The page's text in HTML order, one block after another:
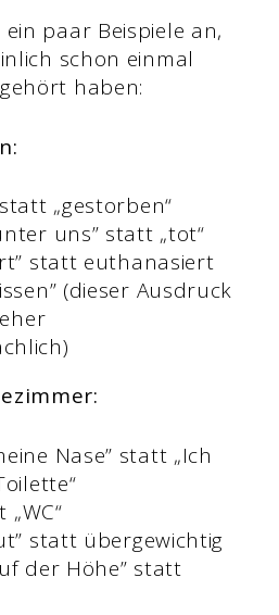
paar Beispiele an,
schon einmal
haben:
„gestorben“
uns” statt „tot“
statt euthanasiert
(dieser Ausdruck
Nase” statt „Ich
statt übergewichtig
der Höhe” statt